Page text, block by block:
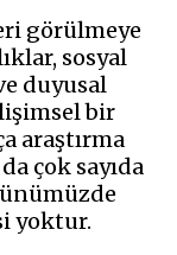
görülmeye
sosyal
duyusal
bir
araştırma
çok sayıda
yoktur.